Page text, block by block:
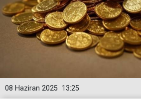
13:25
08 Haziran 2025